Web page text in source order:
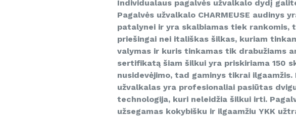
Individualaus pagalvės užvalkalo dydį
Pagalvės užvalkalo CHARMEUSE audinys
patalynei ir yra skalbiamas tiek rankomis,
priešingai nei itališkas šilkas, kuriam
valymas ir kuris tinkamas tik drabužiams
sertifikatą šiam šilkui yra priskiriama 150
nusidevėjimo, tad gaminys tikrai ilgaamžis.
užvalkalas yra profesionaliai pasiūtas
technologija, kuri neleidžia šilkui irti.
užsegamas kokybišku ir ilgaamžiu YKK